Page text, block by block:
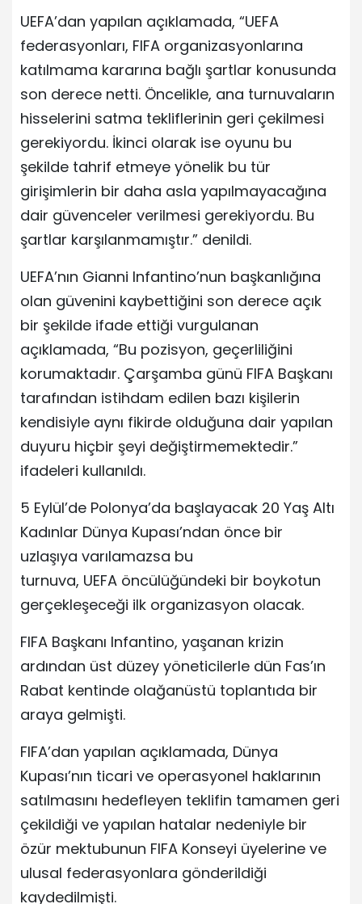
UEFA’dan yapılan açıklamada, “UEFA
federasyonları, FIFA organizasyonlarına
katılmama kararına bağlı şartlar konusunda
son derece netti. Öncelikle, ana turnuvaların
hisselerini satma tekliflerinin geri çekilmesi
gerekiyordu. İkinci olarak ise oyunu bu
şekilde tahrif etmeye yönelik bu tür
girişimlerin bir daha asla yapılmayacağına
dair güvenceler verilmesi gerekiyordu. Bu
şartlar karşılanmamıştır.” denildi.
UEFA’nın Gianni Infantino’nun başkanlığına
olan güvenini kaybettiğini son derece açık
bir şekilde ifade ettiği vurgulanan
açıklamada, “Bu pozisyon, geçerliliğini
korumaktadır. Çarşamba günü FIFA Başkanı
tarafından istihdam edilen bazı kişilerin
kendisiyle aynı fikirde olduğuna dair yapılan
duyuru hiçbir şeyi değiştirmemektedir.”
ifadeleri kullanıldı.
5 Eylül’de Polonya’da başlayacak 20 Yaş Altı
Kadınlar Dünya Kupası’ndan önce bir
uzlaşıya varılamazsa bu
turnuva, UEFA öncülüğündeki bir boykotun
gerçekleşeceği ilk organizasyon olacak.
FIFA Başkanı Infantino, yaşanan krizin
ardından üst düzey yöneticilerle dün Fas’ın
Rabat kentinde olağanüstü toplantıda bir
araya gelmişti.
FIFA’dan yapılan açıklamada, Dünya
Kupası’nın ticari ve operasyonel haklarının
satılmasını hedefleyen teklifin tamamen geri
çekildiği ve yapılan hatalar nedeniyle bir
özür mektubunun FIFA Konseyi üyelerine ve
ulusal federasyonlara gönderildiği
kaydedilmişti.